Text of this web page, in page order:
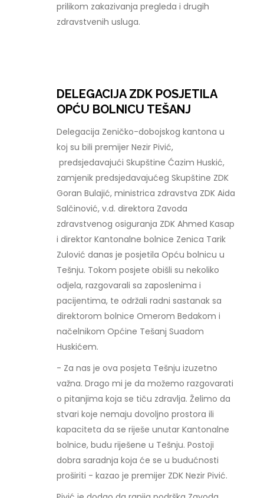
prilikom zakazivanja pregleda i drugih
zdravstvenih usluga.
DELEGACIJA ZDK POSJETILA
OPĆU BOLNICU TEŠANJ
Delegacija Zeničko-dobojskog kantona u
koj su bili premijer Nezir Pivić,
predsjedavajući Skupštine Ćazim Huskić,
zamjenik predsjedavajućeg Skupštine ZDK
Goran Bulajić, ministrica zdravstva ZDK Aida
Salčinović, v.d. direktora Zavoda
zdravstvenog osiguranja ZDK Ahmed Kasap
i direktor Kantonalne bolnice Zenica Tarik
Zulović danas je posjetila Opću bolnicu u
Tešnju. Tokom posjete obišli su nekoliko
odjela, razgovarali sa zaposlenima i
pacijentima, te održali radni sastanak sa
direktorom bolnice Omerom Bedakom i
načelnikom Općine Tešanj Suadom
Huskićem.
- Za nas je ova posjeta Tešnju izuzetno
važna. Drago mi je da možemo razgovarati
o pitanjima koja se tiču zdravlja. Želimo da
stvari koje nemaju dovoljno prostora ili
kapaciteta da se riješe unutar Kantonalne
bolnice, budu riješene u Tešnju. Postoji
dobra saradnja koja će se u budućnosti
proširiti - kazao je premijer ZDK Nezir Pivić.